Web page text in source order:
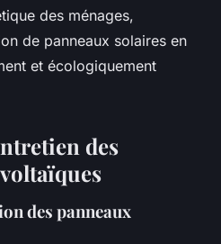
des ménages,
de panneaux solaires en
et écologiquement
des
des panneaux